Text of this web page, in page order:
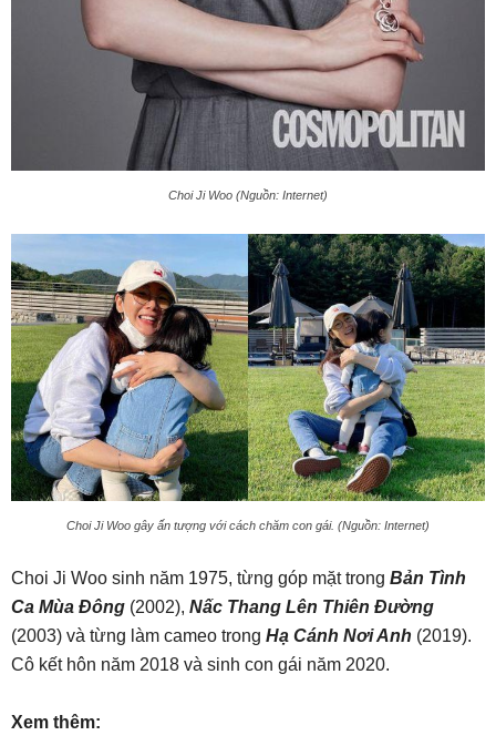
Choi Ji Woo (Nguồn: Internet)
Choi Ji Woo gây ấn tượng với cách chăm con gái. (Nguồn: Internet)
Choi Ji Woo sinh năm 1975, từng góp mặt trong Bản Tình
Ca Mùa Đông (2002), Nấc Thang Lên Thiên Đường
(2003) và từng làm cameo trong Hạ Cánh Nơi Anh (2019).
Cô kết hôn năm 2018 và sinh con gái năm 2020.
Xem thêm: